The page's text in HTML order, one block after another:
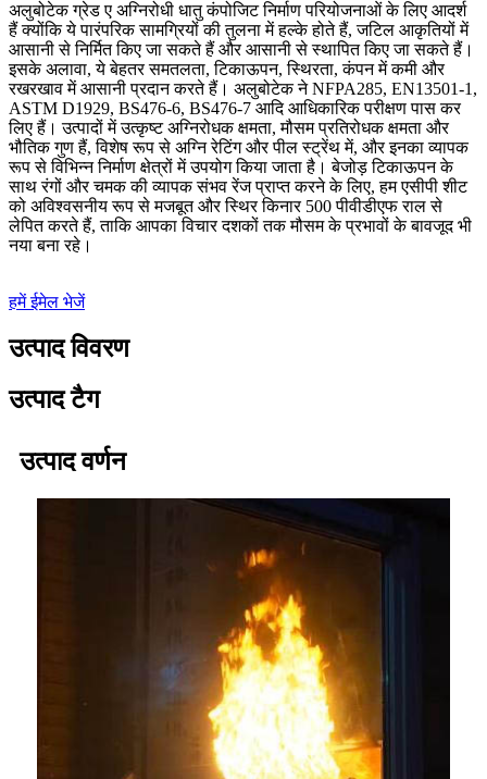
अलुबोटेक ग्रेड ए अग्निरोधी धातु कंपोजिट निर्माण परियोजनाओं के लिए आदर्श
हैं क्योंकि ये पारंपरिक सामग्रियों की तुलना में हल्के होते हैं, जटिल आकृतियों में
आसानी से निर्मित किए जा सकते हैं और आसानी से स्थापित किए जा सकते हैं।
इसके अलावा, ये बेहतर समतलता, टिकाऊपन, स्थिरता, कंपन में कमी और
रखरखाव में आसानी प्रदान करते हैं। अलुबोटेक ने NFPA285, EN13501-1,
ASTM D1929, BS476-6, BS476-7 आदि आधिकारिक परीक्षण पास कर
लिए हैं। उत्पादों में उत्कृष्ट अग्निरोधक क्षमता, मौसम प्रतिरोधक क्षमता और
भौतिक गुण हैं, विशेष रूप से अग्नि रेटिंग और पील स्ट्रेंथ में, और इनका व्यापक
रूप से विभिन्न निर्माण क्षेत्रों में उपयोग किया जाता है। बेजोड़ टिकाऊपन के
साथ रंगों और चमक की व्यापक संभव रेंज प्राप्त करने के लिए, हम एसीपी शीट
को अविश्वसनीय रूप से मजबूत और स्थिर किनार 500 पीवीडीएफ राल से
लेपित करते हैं, ताकि आपका विचार दशकों तक मौसम के प्रभावों के बावजूद भी
नया बना रहे।
हमें ईमेल भेजें
उत्पाद विवरण
उत्पाद टैग
उत्पाद वर्णन